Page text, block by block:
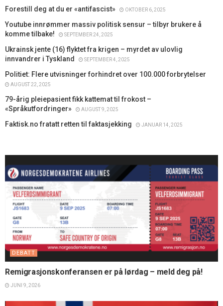
Forestill deg at du er «antifascist» OKTOBER 6, 2025
Youtube innrømmer massiv politisk sensur – tilbyr brukere å
komme tilbake!
SEPTEMBER 24, 2025
Ukrainsk jente (16) flyktet fra krigen – myrdet av ulovlig
innvandrer i Tyskland
SEPTEMBER 4, 2025
Politiet: Flere utvisninger forhindret over 100.000 forbrytelser
AUGUST 22, 2025
79-årig pleiepasient fikk kattemat til frokost –
«Språkutfordringer»
AUGUST 9, 2025
Faktisk.no fratatt retten til faktasjekking JANUAR 14, 2025
DEBATT
Remigrasjonskonferansen er på lørdag – meld deg på!
JUNI 9, 2026